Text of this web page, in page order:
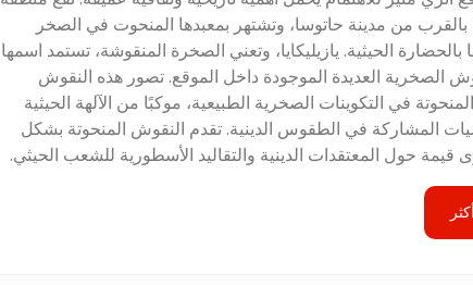
بالقرب من مدينة حاتوسا، وتشتهر بمعبدها المنحوت في الصخر
بالحضارة الحيثية. يازيليكايا، وتعني الصخرة المنقوشة، تستمد اسمها
الصخرية العديدة الموجودة داخل الموقع. تصور هذه النقوش
المنحوتة في التكوينات الصخرية الطبيعية، موكبًا من الآلهة الحيثية
المشاركة في الطقوس الدينية. تقدم النقوش المنحوتة بشكل
قيمة حول المعتقدات الدينية والتقاليد الأسطورية للشعب الحيثي.